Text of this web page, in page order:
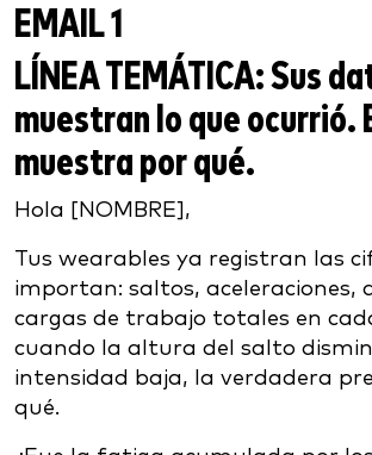
EMAIL 1
LÍNEA TEMÁTICA:Sus
muestran lo que ocurrió.
muestra por qué.
Hola [NOMBRE],
Tus wearables ya registran las
importan: saltos, aceleraciones,
cargas de trabajo totales en
cuando la altura del salto
intensidad baja, la verdadera
qué.